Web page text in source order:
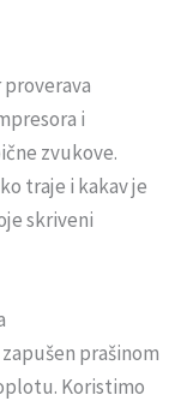
i
zvukove.
traje i kakav je
skriveni
prašinom
Koristimo